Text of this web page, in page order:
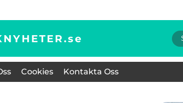
se
Cookies Kontakta Oss